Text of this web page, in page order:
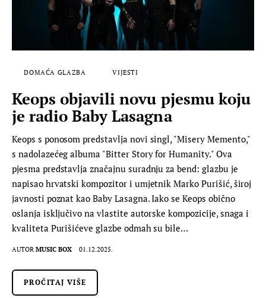
DOMAĆA GLAZBA VIJESTI
Keops objavili novu pjesmu koju
je radio Baby Lasagna
Keops s ponosom predstavlja novi singl, "Misery Memento,"
s nadolazećeg albuma "Bitter Story for Humanity." Ova
pjesma predstavlja značajnu suradnju za bend: glazbu je
napisao hrvatski kompozitor i umjetnik Marko Purišić, široj
javnosti poznat kao Baby Lasagna. Iako se Keops obično
oslanja isključivo na vlastite autorske kompozicije, snaga i
kvaliteta Purišićeve glazbe odmah su bile…
AUTOR MUSIC BOX 01.12.2025.
PROČITAJ VIŠE